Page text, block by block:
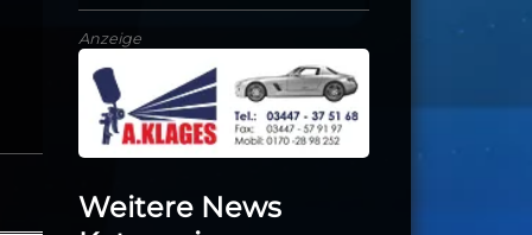
Anzeige
Weitere News